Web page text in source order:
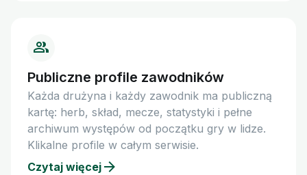
Publiczne profile zawodników
Każda drużyna i każdy zawodnik ma publiczną
kartę: herb, skład, mecze, statystyki i pełne
archiwum występów od początku gry w lidze.
Klikalne profile w całym serwisie.
Czytaj więcej